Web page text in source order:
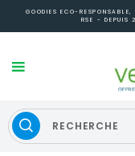
GOODIES ECO-RESPONSABLE,
RSE - DEPUIS